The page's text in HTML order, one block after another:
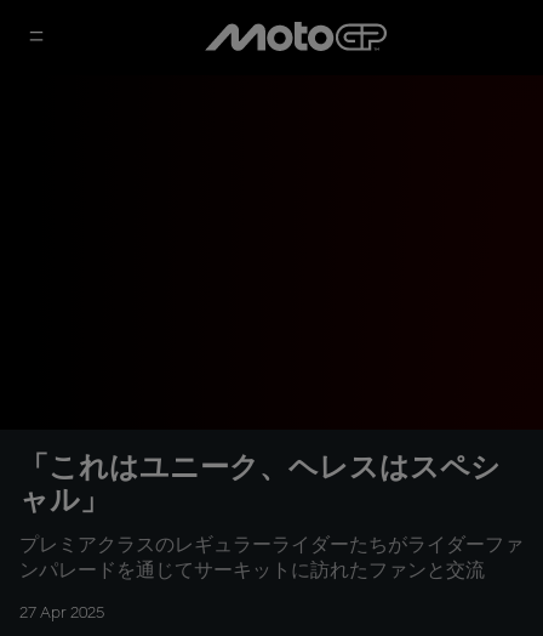
「これはユニーク、ヘレスはスペシ
ャル」
プレミアクラスのレギュラーライダーたちがライダーファ
ンパレードを通じてサーキットに訪れたファンと交流
27 Apr 2025